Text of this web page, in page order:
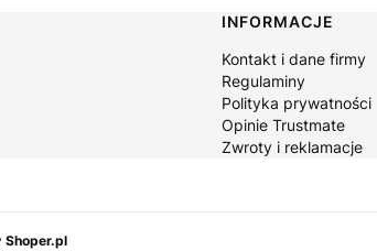
INFORMACJE
Kontakt i dane firmy
Regulaminy
Polityka prywatności
Opinie Trustmate
Zwroty i reklamacje
Shoper.pl